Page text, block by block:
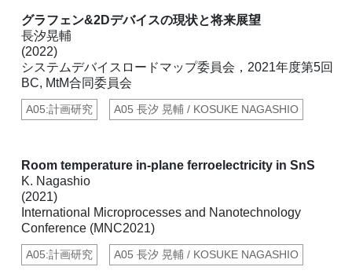
グラフェン&2Dデバイスの現状と将来展望
長汐晃輔
(2022)
システムデバイスロードマップ委員会，2021年度第5回
BC, MtM合同委員会
A05:計画研究 A05 長汐 晃輔 / KOSUKE NAGASHIO
Room temperature in-plane ferroelectricity in SnS
K. Nagashio
(2021)
International Microprocesses and Nanotechnology
Conference (MNC2021)
A05:計画研究 A05 長汐 晃輔 / KOSUKE NAGASHIO